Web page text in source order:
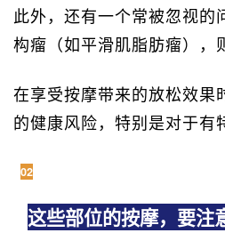
此外，还有一个常被忽视的
构瘤（如平滑肌脂肪瘤），
在享受按摩带来的放松效果
的健康风险，特别是对于有
02
这些部位的按摩，要注